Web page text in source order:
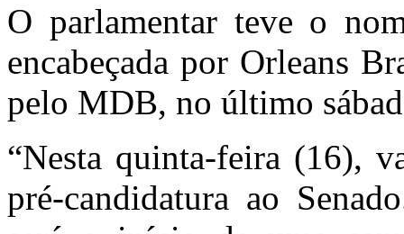
O parlamentar teve o
encabeçada por Orleans
pelo MDB, no último
“Nesta quinta-feira (16),
pré-candidatura ao